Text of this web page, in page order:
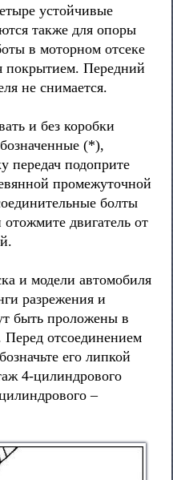
устойчивые
также для опоры
в моторном отсеке
покрытием. Передний
не снимается.
и без коробки
(*),
передач подоприте
промежуточной
болты
отожмите двигатель от
и модели автомобиля
разрежения и
быть проложены в
Перед отсоединением
его липкой
4-цилиндрового
–